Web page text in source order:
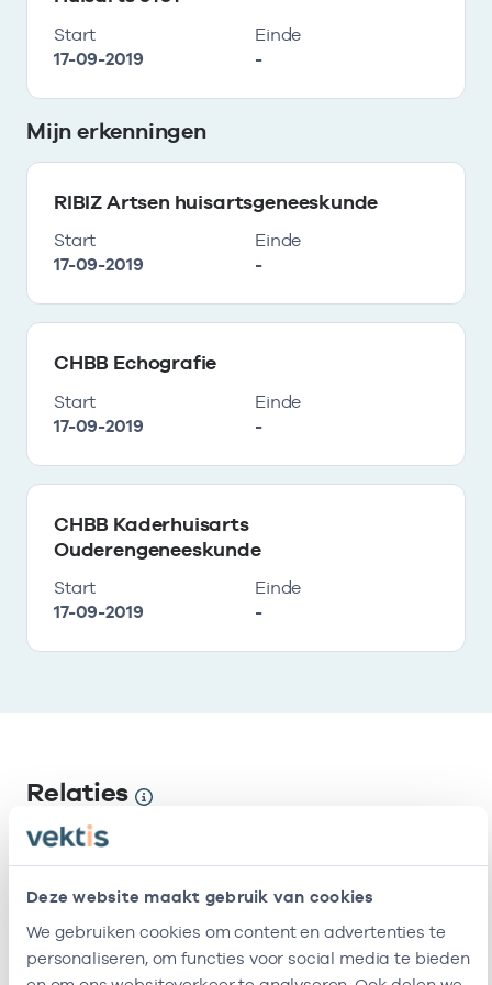
Deze website maakt gebruik van cookies
We gebruiken cookies om content en advertenties te
personaliseren, om functies voor social media te bieden
Start
17-09-2019
Einde
-
Mijn erkenningen
RIBIZ Artsen huisartsgeneeskunde
Start
17-09-2019
Einde
-
CHBB Echografie
Start
17-09-2019
Einde
-
CHBB Kaderhuisarts
Ouderengeneeskunde
Start
17-09-2019
Einde
-
Relaties
Stichting
Huisarts -